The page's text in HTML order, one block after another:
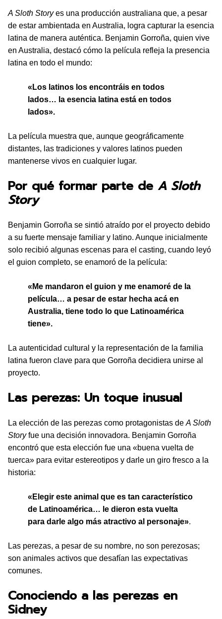
A Sloth Storyes una producción australiana que, a pesar
de estar ambientada en Australia, logra capturar la esencia
latina de manera auténtica. Benjamin Gorroña, quien vive
en Australia, destacó cómo la película refleja la presencia
latina en todo el mundo:
«Los latinos los encontráis en todos
lados… la esencia latina está en todos
lados».
La película muestra que, aunque geográficamente
distantes, las tradiciones y valores latinos pueden
mantenerse vivos en cualquier lugar.
Por qué formar parte de A Sloth
Story
Benjamin Gorroña se sintió atraído por el proyecto debido
a su fuerte mensaje familiar y latino. Aunque inicialmente
solo recibió algunas escenas para el casting, cuando leyó
el guion completo, se enamoró de la película:
«Me mandaron el guion y me enamoré de la
película… a pesar de estar hecha acá en
Australia, tiene todo lo que Latinoamérica
tiene».
La autenticidad cultural y la representación de la familia
latina fueron clave para que Gorroña decidiera unirse al
proyecto.
Las perezas: Un toque inusual
La elección de las perezas como protagonistas de A Sloth
Storyfue una decisión innovadora. Benjamin Gorroña
encontró que esta elección fue una «buena vuelta de
tuerca» para evitar estereotipos y darle un giro fresco a la
historia:
«Elegir este animal que es tan característico
de Latinoamérica… le dieron esta vuelta
para darle algo más atractivo al personaje».
Las perezas, a pesar de su nombre, no son perezosas;
son animales activos que desafían las expectativas
comunes.
Conociendo a las perezas en
Sidney